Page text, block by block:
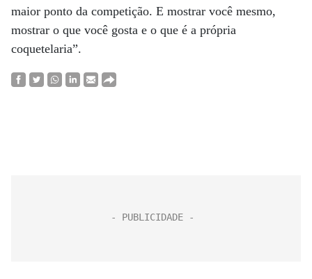
maior ponto da competição. E mostrar você mesmo,
mostrar o que você gosta e o que é a própria
coquetelaria”.